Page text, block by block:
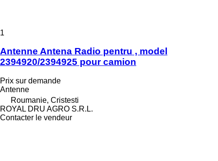
1
Antenne Antena Radio pentru , model
2394920/2394925 pour camion
Prix sur demande
Antenne
Roumanie, Cristesti
ROYAL DRU AGRO S.R.L.
Contacter le vendeur